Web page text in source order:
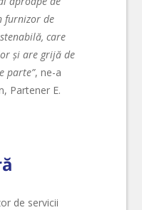
furnizor de
care
și are grijă de
parte”, ne-a
Partener E.
de servicii